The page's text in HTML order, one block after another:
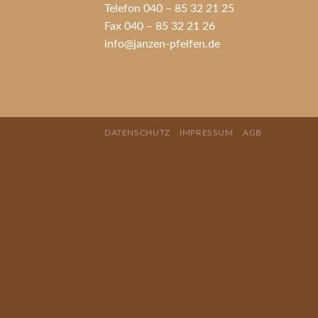
Telefon 040 – 85 32 21 25
Fax 040 – 85 32 21 26
info@janzen-pfeifen.de
DATENSCHUTZ IMPRESSUM AGB